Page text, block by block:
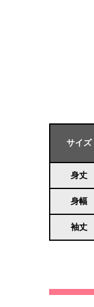
サイズ
身丈
身幅
袖丈